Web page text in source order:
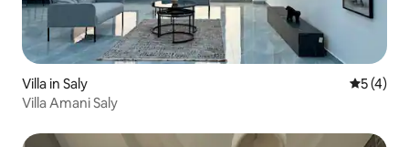
Villa in Saly
5 (4)
Villa Amani Saly